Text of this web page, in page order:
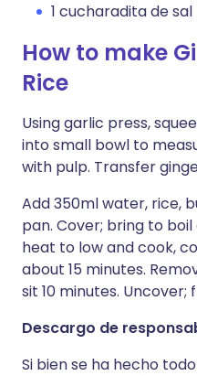
1 cucharadita de
How to make
Rice
Using garlic press,
into small bowl to
with pulp. Transfer
Add 350ml water, rice,
pan. Cover; bring to
heat to low and cook,
about 15 minutes.
sit 10 minutes.
Descargo de
Si bien se ha hecho